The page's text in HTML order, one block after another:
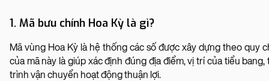
1. Mã bưu chính Hoa Kỳ là gì?
Mã vùng Hoa Kỳ là hệ thống các số được xây dựng theo quy
của mã này là giúp xác định đúng địa điểm, vị trí của tiểu
trình vận chuyển hoạt động thuận lợi.